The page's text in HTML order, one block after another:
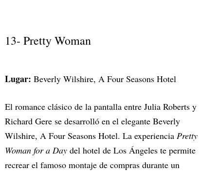
13- Pretty Woman
Lugar: Beverly Wilshire, A Four Seasons Hotel
El romance clásico de la pantalla entre Julia Roberts y
Richard Gere se desarrolló en el elegante Beverly
Wilshire, A Four Seasons Hotel. La experiencia Pretty
Woman for a Day del hotel de Los Ángeles te permite
recrear el famoso montaje de compras durante un